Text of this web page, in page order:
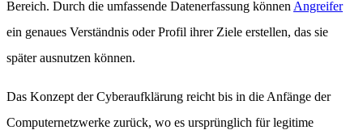
Bereich. Durch die umfassende Datenerfassung können Angreifer
ein genaues Verständnis oder Profil ihrer Ziele erstellen, das sie
später ausnutzen können.
Das Konzept der Cyberaufklärung reicht bis in die Anfänge der
Computernetzwerke zurück, wo es ursprünglich für legitime